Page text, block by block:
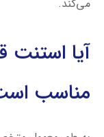
وضعیت فعلی بدن
عمل را برای فرد
پزشکان معمولا